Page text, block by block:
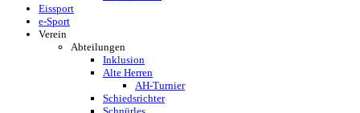
Eissport
e-Sport
Verein
Abteilungen
Inklusion
Alte Herren
AH-Turnier
Schiedsrichter